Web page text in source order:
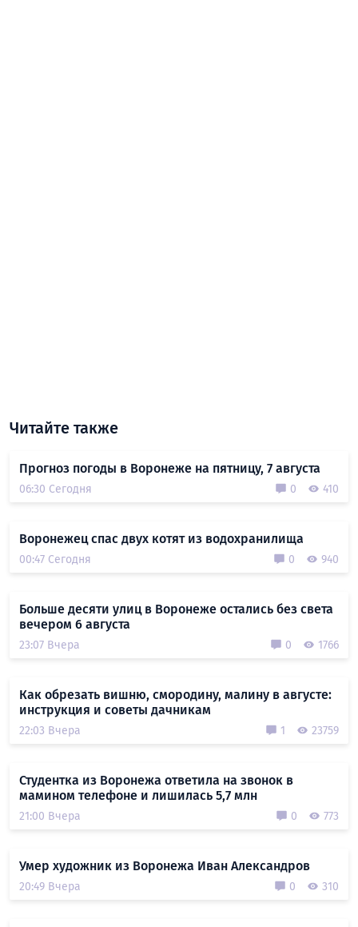
Читайте также
Прогноз погоды в Воронеже на пятницу, 7 августа
06:30 Сегодня 0 410
Воронежец спас двух котят из водохранилища
00:47 Сегодня 0 940
Больше десяти улиц в Воронеже остались без света
вечером 6 августа
23:07 Вчера 0 1766
Как обрезать вишню, смородину, малину в августе:
инструкция и советы дачникам
22:03 Вчера 1 23759
Студентка из Воронежа ответила на звонок в
мамином телефоне и лишилась 5,7 млн
21:00 Вчера 0 773
Умер художник из Воронежа Иван Александров
20:49 Вчера 0 310